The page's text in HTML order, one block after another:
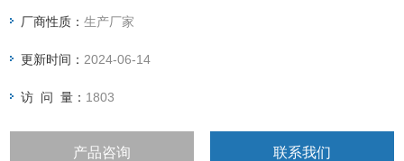
厂商性质：生产厂家
更新时间： 2024-06-14
访 问 量： 1803
产品咨询 联系我们